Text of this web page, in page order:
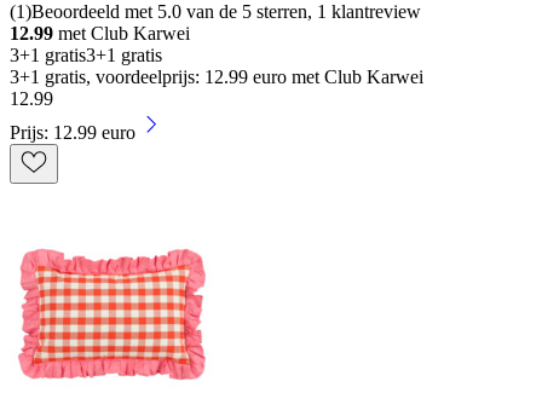
(1)Beoordeeld met 5.0 van de 5 sterren, 1 klantreview
12.99 met Club Karwei
3+1 gratis3+1 gratis
3+1 gratis, voordeelprijs: 12.99 euro met Club Karwei
12.99
Prijs: 12.99 euro